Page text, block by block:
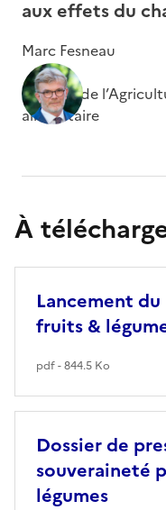
aux effets du
Marc Fesneau
Ministre de
alimentaire
À
Lancement
fruits &
pdf - 844.5 Ko
Dossier de
souveraineté
légumes